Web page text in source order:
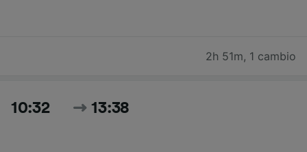
2h 51m, 1 cambio
10:32 13:38